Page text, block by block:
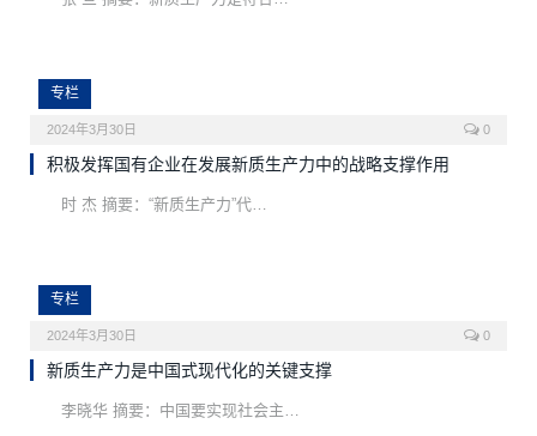
专栏
2024年3月30日 0
积极发挥国有企业在发展新质生产力中的战略支撑作用
时 杰 摘要：“新质生产力”代…
专栏
2024年3月30日 0
新质生产力是中国式现代化的关键支撑
李晓华 摘要：中国要实现社会主…